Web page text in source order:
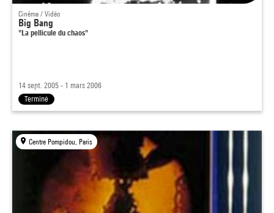
Cinéma / Vidéo
Big Bang
"La pellicule du chaos"
14 sept. 2005 - 1 mars 2006
Terminé
Centre Pompidou, Paris